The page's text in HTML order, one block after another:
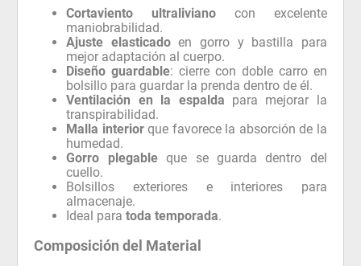
Cortaviento ultraliviano con excelente
maniobrabilidad.
Ajuste elasticadoen gorro y bastilla para
mejor adaptación al cuerpo.
Diseño guardable: cierre con doble carro en
bolsillo para guardar la prenda dentro de él.
Ventilación en la espalda para mejorar la
transpirabilidad.
Malla interiorque favorece la absorción de la
humedad.
Gorro plegableque se guarda dentro del
cuello.
Bolsillos exteriores e interiores para
almacenaje.
Ideal paratoda temporada.
Composición del Material